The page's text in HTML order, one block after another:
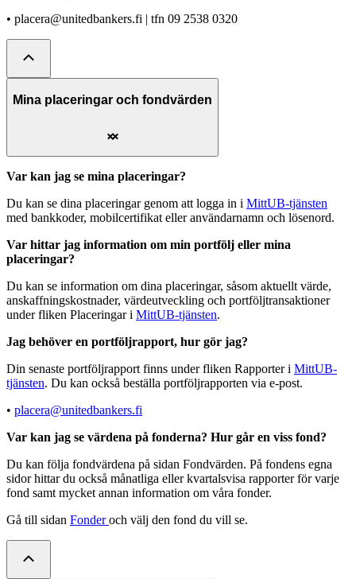
• placera@unitedbankers.fi | tfn 09 2538 0320
Mina placeringar och fondvärden
Var kan jag se mina placeringar?
Du kan se dina placeringar genom att logga in i MittUB-tjänsten
med bankkoder, mobilcertifikat eller användarnamn och lösenord.
Var hittar jag information om min portfölj eller mina
placeringar?
Du kan se information om dina placeringar, såsom aktuellt värde,
anskaffningskostnader, värdeutveckling och portföljtransaktioner
under fliken Placeringar i MittUB-tjänsten.
Jag behöver en portföljrapport, hur gör jag?
Din senaste portföljrapport finns under fliken Rapporter i MittUB-
tjänsten. Du kan också beställa portföljrapporten via e-post.
• placera@unitedbankers.fi
Var kan jag se värdena på fonderna? Hur går en viss fond?
Du kan följa fondvärdena på sidan Fondvärden. På fondens egna
sidor hittar du också månatliga eller kvartalsvisa rapporter för varje
fond samt mycket annan information om våra fonder.
Gå till sidan Fonderoch välj den fond du vill se.